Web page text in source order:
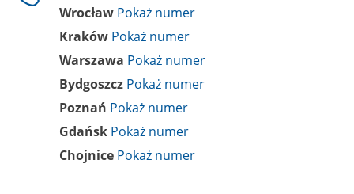
Wrocław
Kraków
Warszawa
Bydgoszcz
Poznań
Gdańsk
Chojnice